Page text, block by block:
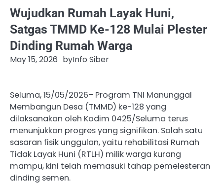
Wujudkan Rumah Layak Huni,
Satgas TMMD Ke-128 Mulai Plester
Dinding Rumah Warga
May 15, 2026 byInfo Siber
Seluma, 15/05/2026– Program TNI Manunggal
Membangun Desa (TMMD) ke-128 yang
dilaksanakan oleh Kodim 0425/Seluma terus
menunjukkan progres yang signifikan. Salah satu
sasaran fisik unggulan, yaitu rehabilitasi Rumah
Tidak Layak Huni (RTLH) milik warga kurang
mampu, kini telah memasuki tahap pemelesteran
dinding semen.